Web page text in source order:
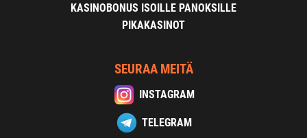
KASINOBONUS ISOILLE PANOKSILLE
PIKAKASINOT
SEURAA MEITÄ
INSTAGRAM
TELEGRAM